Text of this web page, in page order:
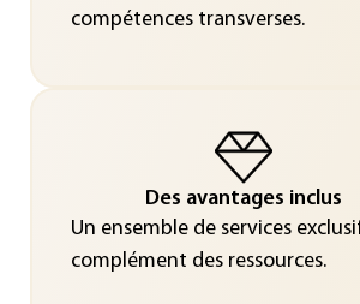
compétences transverses.
Des avantages inclus
Un ensemble de services
complément des ressources.